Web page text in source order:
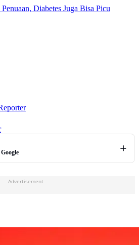
Diabetes Juga Bisa Picu
Advertisement